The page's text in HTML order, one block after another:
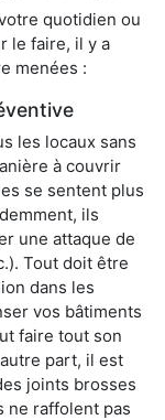
quotidien ou
le faire, il y a
menées :
les locaux sans
à couvrir
se sentent plus
ils
une attaque de
Tout doit être
dans les
vos bâtiments
faire tout son
part, il est
joints brosses
ne raffolent pas